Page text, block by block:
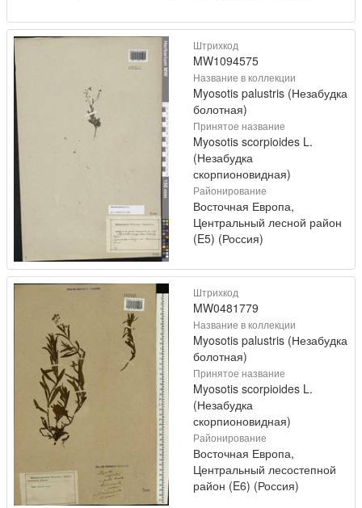
Штрихкод
MW1094575
Название в коллекции
Myosotis palustris (Незабудка
болотная)
Принятое название
Myosotis scorpioides L.
(Незабудка
скорпионовидная)
Районирование
Восточная Европа,
Центральный лесной район
(E5) (Россия)
Штрихкод
MW0481779
Название в коллекции
Myosotis palustris (Незабудка
болотная)
Принятое название
Myosotis scorpioides L.
(Незабудка
скорпионовидная)
Районирование
Восточная Европа,
Центральный лесостепной
район (E6) (Россия)